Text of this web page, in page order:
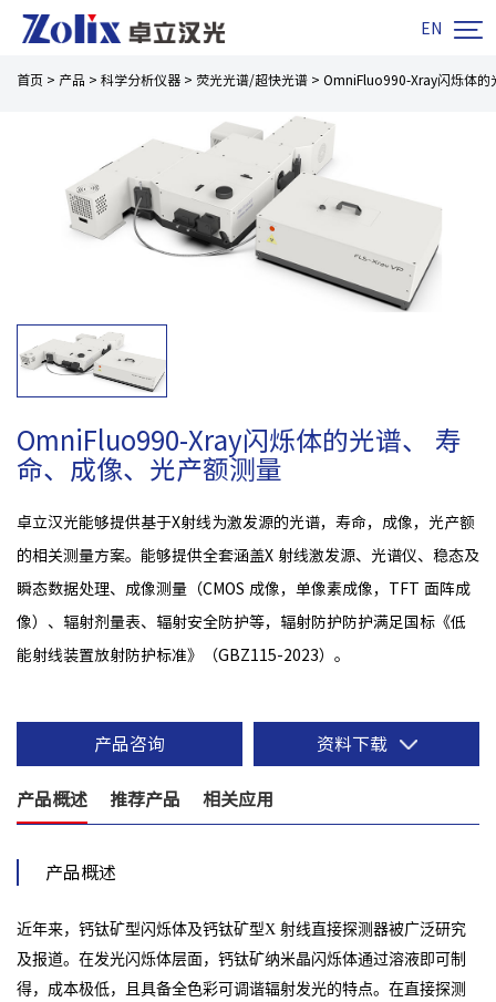
EN 
首页 > 产品 > 科学分析仪器 > 荧光光谱/超快光谱 > OmniFluo990-Xray闪烁体的
OmniFluo990-Xray闪烁体的光谱、 寿
命、成像、光产额测量
卓立汉光能够提供基于X射线为激发源的光谱，寿命，成像，光产额
的相关测量方案。能够提供全套涵盖X 射线激发源、光谱仪、稳态及
瞬态数据处理、成像测量（CMOS 成像，单像素成像，TFT 面阵成
像）、辐射剂量表、辐射安全防护等，辐射防护防护满足国标《低
能射线装置放射防护标准》（GBZ115-2023）。
产品咨询 资料下载
产品概述 推荐产品 相关应用
产品概述
近年来，钙钛矿型闪烁体及钙钛矿型X 射线直接探测器被广泛研究
及报道。在发光闪烁体层面，钙钛矿纳米晶闪烁体通过溶液即可制
得，成本极低，且具备全色彩可调谐辐射发光的特点。在直接探测